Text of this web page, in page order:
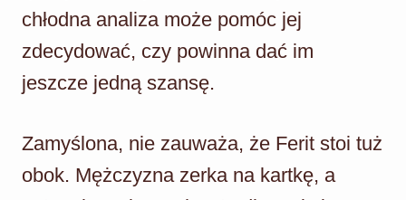
chłodna analiza może pomóc jej
zdecydować, czy powinna dać im
jeszcze jedną szansę.
Zamyślona, nie zauważa, że Ferit stoi tuż
obok. Mężczyzna zerka na kartkę, a